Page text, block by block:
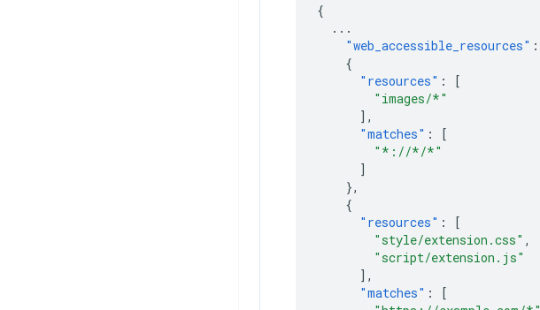
{
...
"web_accessible_resources" :
{
"resources" :
[
"images/*"
],
"matches" :
[
"*://*/*"
]
},
{
"resources" :
[
"style/extension.css" ,
"script/extension.js"
],
"matches" :
[